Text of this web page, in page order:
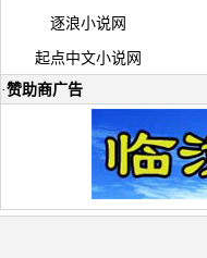
逐浪小说网
起点中文小说网
·赞助商广告